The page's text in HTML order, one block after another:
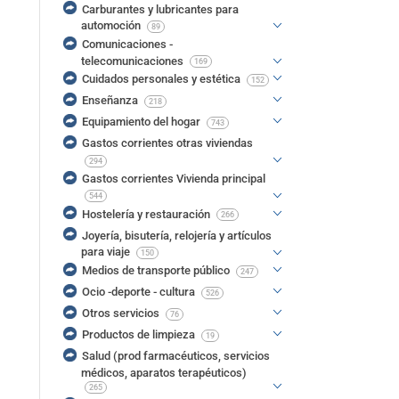
Carburantes y lubricantes para
automoción
89
Comunicaciones -
telecomunicaciones
169
Cuidados personales y estética 152
Enseñanza 218
Equipamiento del hogar 743
Gastos corrientes otras viviendas
294
Gastos corrientes Vivienda principal
544
Hostelería y restauración 266
Joyería, bisutería, relojería y artículos
para viaje
150
Medios de transporte público 247
Ocio -deporte - cultura 526
Otros servicios 76
Productos de limpieza 19
Salud (prod farmacéuticos, servicios
médicos, aparatos terapéuticos)
265